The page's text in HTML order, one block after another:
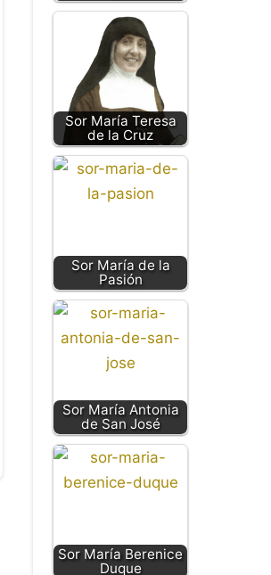
Sor María Teresa
de la Cruz
Sor María de la
Pasión
Sor María Antonia
de San José
Sor María Berenice
Duque